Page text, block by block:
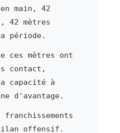
main, 42
42 mètres
période.
ces mètres ont
contact,
capacité à
d'avantage.
offensif.